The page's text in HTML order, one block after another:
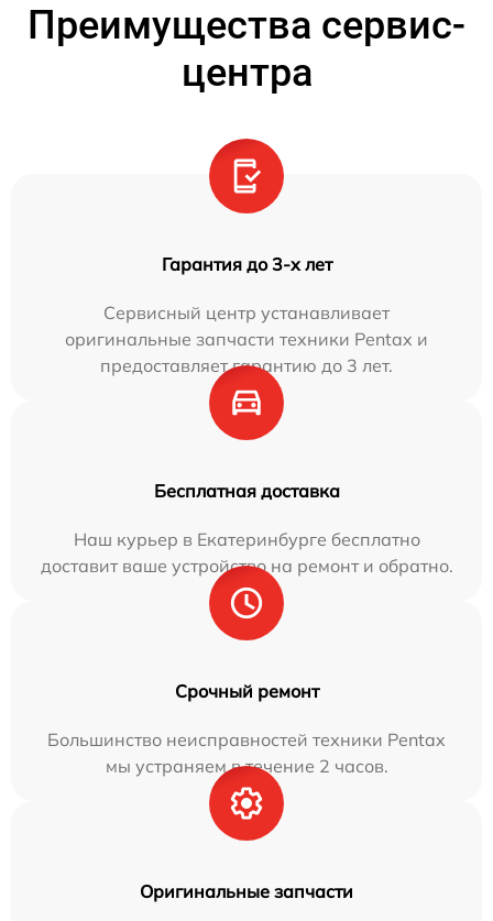
Преимущества сервис-
центра
Гарантия до 3-х лет
Сервисный центр устанавливает
оригинальные запчасти техники Pentax и
предоставляет гарантию до 3 лет.
Бесплатная доставка
Наш курьер в Екатеринбурге бесплатно
доставит ваше устройство на ремонт и обратно.
Срочный ремонт
Большинство неисправностей техники Pentax
мы устраняем в течение 2 часов.
Оригинальные запчасти